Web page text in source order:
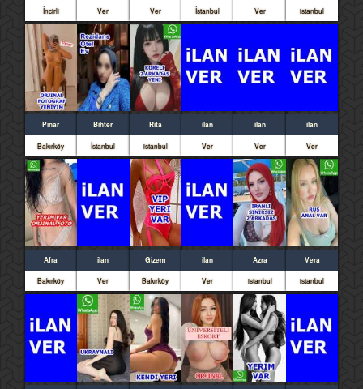
İncirli Ver Ver İstanbul Ver istanbul
Pınar
Bakırköy
Bihter
İstanbul
Rita
istanbul
ilan
Ver
ilan
Ver
ilan
Ver
Afra
Bakırköy
ilan
Ver
Gizem
Bakırköy
ilan
Ver
Azra
istanbul
Vera
istanbul